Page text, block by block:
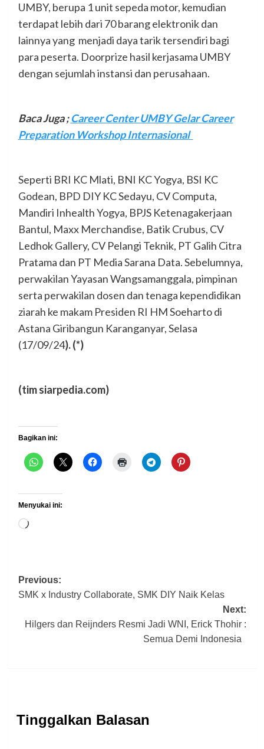
UMBY, berupa 1 unit sepeda motor, kemudian
terdapat lebih dari 70 barang elektronik dan
lainnya yang menjadi daya tarik tersendiri bagi
para peserta. Doorprize hasil kerjasama UMBY
dengan sejumlah instansi dan perusahaan.
Baca Juga ;Career Center UMBY Gelar Career
Preparation Workshop Internasional
Seperti BRI KC Mlati, BNI KC Yogya, BSI KC
Godean, BPD DIY KC Sedayu, CV Computa,
Mandiri Inhealth Yogya, BPJS Ketenagakerjaan
Bantul, Maxx Merchandise, Batik Crubus, CV
Ledhok Gallery, CV Pelangi Teknik, PT Galih Citra
Pratama dan PT Media Sarana Data. Sebelumnya,
perwakilan Yayasan Wangsamanggala, pimpinan
serta perwakilan dosen dan tenaga kependidikan
ziarah ke makam Presiden RI HM Soeharto di
Astana Giribangun Karanganyar, Selasa
(17/09/24). (*)
(tim siarpedia.com)
Bagikan ini:
Menyukai ini:
Memuat...
Post
navigation
Previous:
SMK x Industry Collaborate, SMK DIY Naik Kelas
Next:
Hilgers dan Reijnders Resmi Jadi WNI, Erick Thohir :
Semua Demi Indonesia
Tinggalkan Balasan